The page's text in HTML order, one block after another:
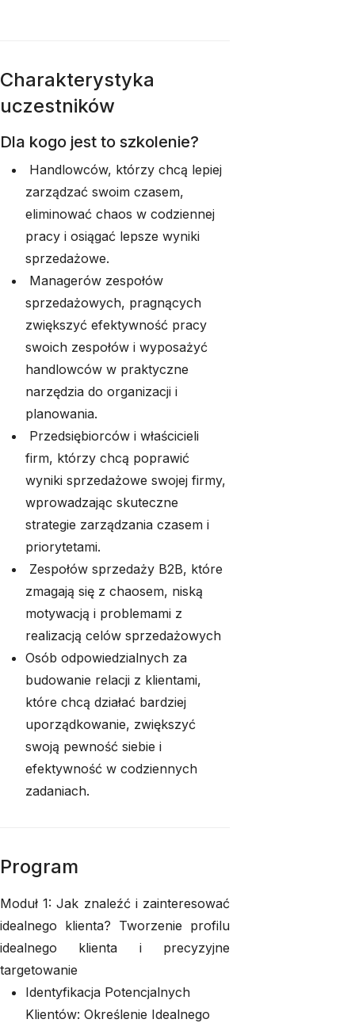
Charakterystyka
uczestników
Dla kogo jest to szkolenie?
Handlowców, którzy chcą lepiej
zarządzać swoim czasem,
eliminować chaos w codziennej
pracy i osiągać lepsze wyniki
sprzedażowe.
Managerów zespołów
sprzedażowych, pragnących
zwiększyć efektywność pracy
swoich zespołów i wyposażyć
handlowców w praktyczne
narzędzia do organizacji i
planowania.
Przedsiębiorców i właścicieli
firm, którzy chcą poprawić
wyniki sprzedażowe swojej firmy,
wprowadzając skuteczne
strategie zarządzania czasem i
priorytetami.
Zespołów sprzedaży B2B, które
zmagają się z chaosem, niską
motywacją i problemami z
realizacją celów sprzedażowych
Osób odpowiedzialnych za
budowanie relacji z klientami,
które chcą działać bardziej
uporządkowanie, zwiększyć
swoją pewność siebie i
efektywność w codziennych
zadaniach.
Program
Moduł 1: Jak znaleźć i zainteresować
idealnego klienta? Tworzenie profilu
idealnego klienta i precyzyjne
targetowanie
Identyfikacja Potencjalnych
Klientów: Określenie Idealnego